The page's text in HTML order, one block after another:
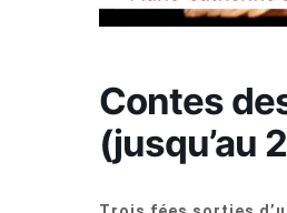
Contes
(jusqu’au